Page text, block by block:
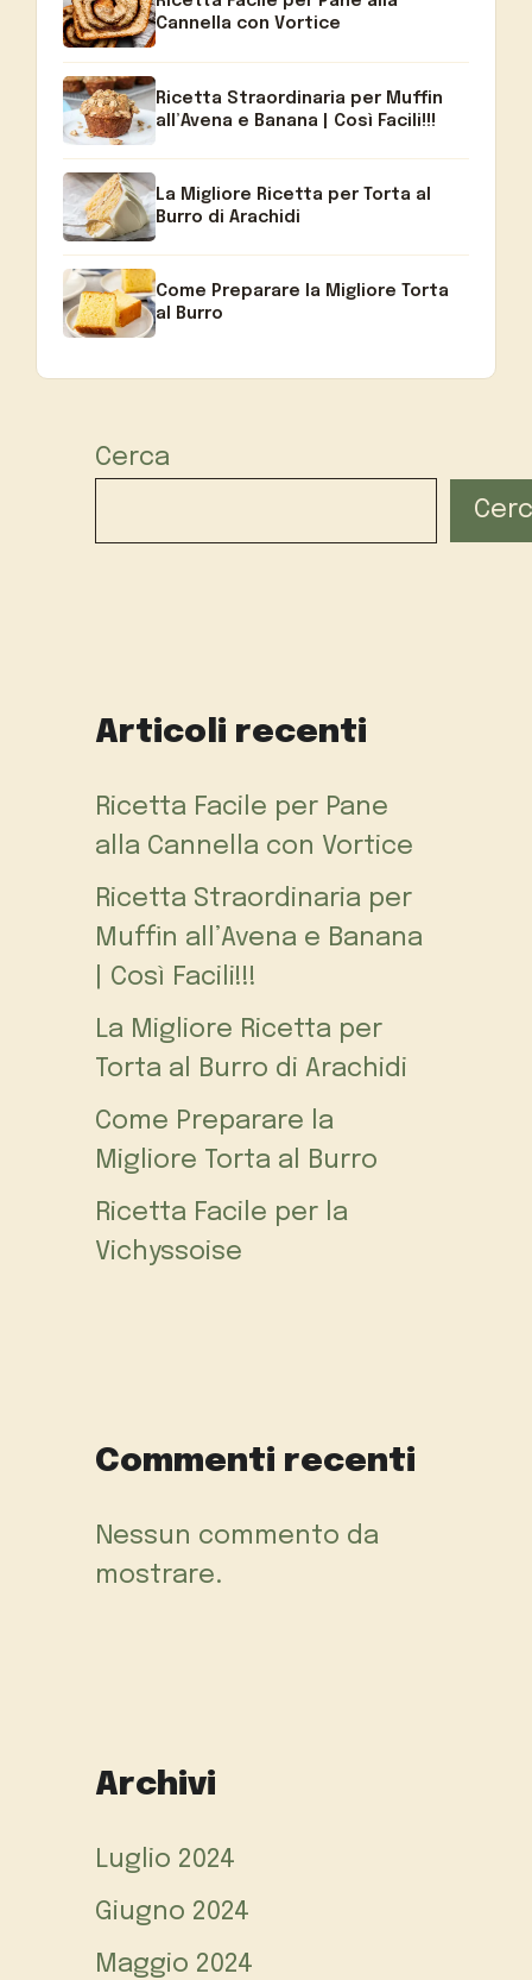
Cannella con Vortice
Ricetta Straordinaria per Muffin
all’Avena e Banana | Così Facili!!!
La Migliore Ricetta per Torta al
Burro di Arachidi
Come Preparare la Migliore Torta
al Burro
Cerca
Articoli recenti
Ricetta Facile per Pane
alla Cannella con Vortice
Ricetta Straordinaria per
Muffin all’Avena e Banana
| Così Facili!!!
La Migliore Ricetta per
Torta al Burro di Arachidi
Come Preparare la
Migliore Torta al Burro
Ricetta Facile per la
Vichyssoise
Commenti recenti
Nessun commento da
mostrare.
Archivi
Luglio 2024
Giugno 2024
Maggio 2024